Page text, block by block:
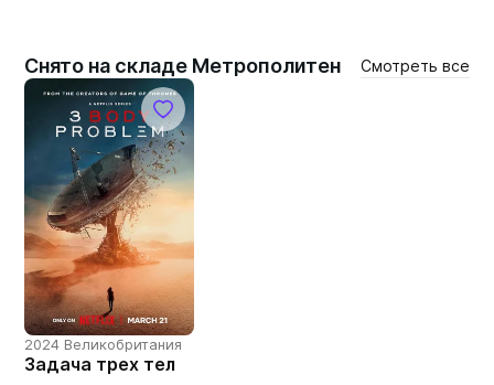
Снято на складе Метрополитен Смотреть все
2024 Великобритания
Задача трех тел